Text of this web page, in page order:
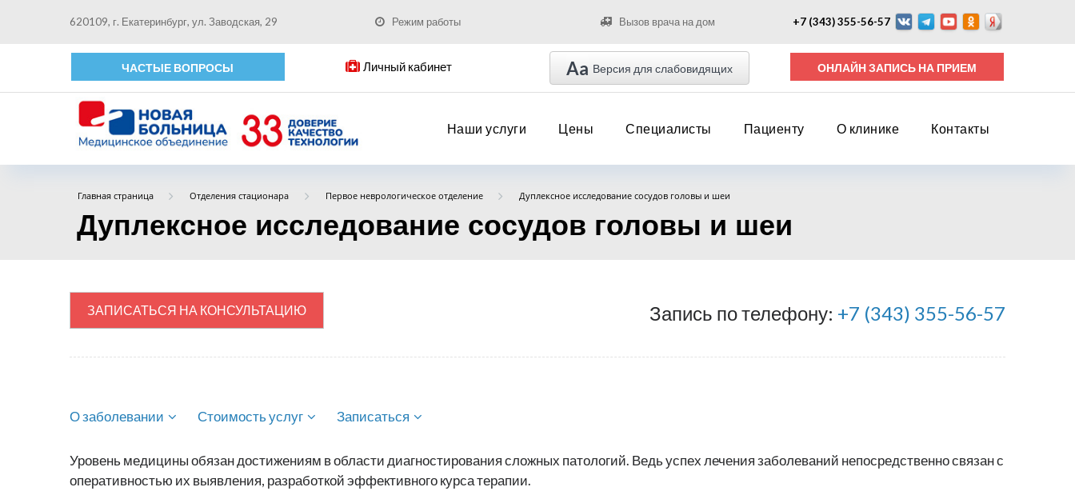
620109, г. Екатеринбург, ул. Заводская, 29 Режим работы Вызов врача на дом +7 (343) 355-56-57
ЧАСТЫЕ ВОПРОСЫ Личный кабинет Aa Версия для слабовидящих ОНЛАЙН ЗАПИСЬ НА ПРИЕМ
Наши услуги Цены Специалисты Пациенту О клинике Контакты
Главная страница Отделения стационара Первое неврологическое отделение Дуплексное исследование сосудов головы и шеи
Дуплексное исследование сосудов головы и шеи
ЗАПИСАТЬСЯ НА КОНСУЛЬТАЦИЮ Запись по телефону: +7 (343) 355-56-57
О заболевании Стоимость услуг Записаться
Уровень медицины обязан достижениям в области диагностирования сложных патологий. Ведь успех лечения заболеваний непосредственно связан с
оперативностью их выявления, разработкой эффективного курса терапии.